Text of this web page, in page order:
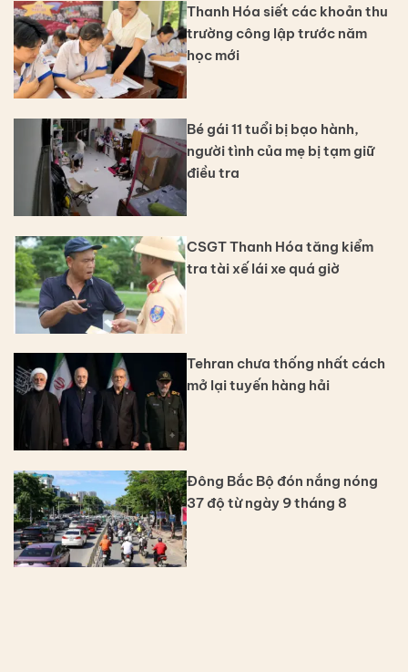
Thanh Hóa siết các khoản thu
trường công lập trước năm
học mới
Bé gái 11 tuổi bị bạo hành,
người tình của mẹ bị tạm giữ
điều tra
CSGT Thanh Hóa tăng kiểm
tra tài xế lái xe quá giờ
Tehran chưa thống nhất cách
mở lại tuyến hàng hải
Đông Bắc Bộ đón nắng nóng
37 độ từ ngày 9 tháng 8